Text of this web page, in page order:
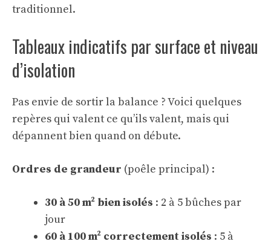
traditionnel.
Tableaux indicatifs par surface et niveau
d’isolation
Pas envie de sortir la balance ? Voici quelques
repères qui valent ce qu’ils valent, mais qui
dépannent bien quand on débute.
Ordres de grandeur (poêle principal) :
30 à 50 m² bien isolés : 2 à 5 bûches par
jour
60 à 100 m² correctement isolés : 5 à